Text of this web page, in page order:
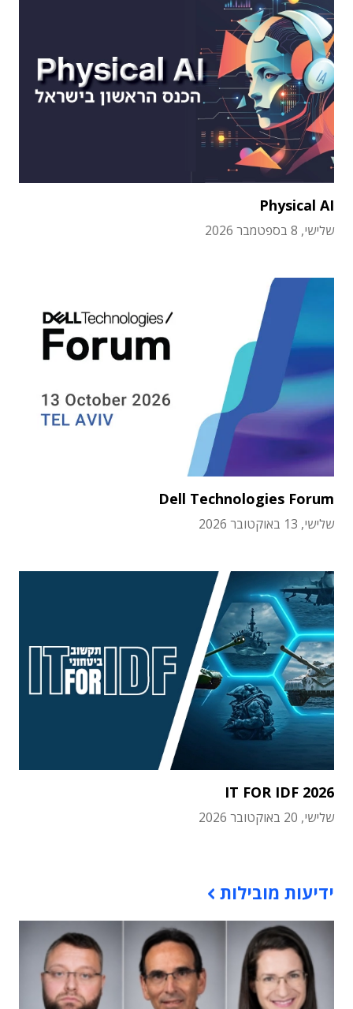
Physical AI
שלישי, 8 בספטמבר 2026
Dell Technologies Forum
שלישי, 13 באוקטובר 2026
IT FOR IDF 2026
שלישי, 20 באוקטובר 2026
ידיעות מובילות